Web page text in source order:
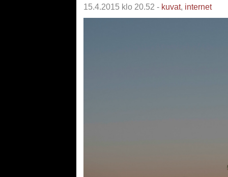
15.4.2015 klo 20.52 - kuvat, internet